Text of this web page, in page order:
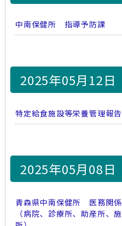
中南保健所 指導予防課
2025年05月12日
特定給食施設等栄養管理報
2025年05月08日
青森県中南保健所 医務関
（病院、診療所、助産所、